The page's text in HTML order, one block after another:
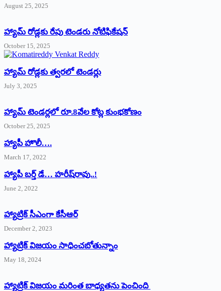
August 25, 2025
హ్యామ్‌ రోడ్లకు రేపు టెండరు నోటిఫికేషన్‌
October 15, 2025
హ్యామ్‌ రోడ్లకు త్వరలో టెండర్లు
July 3, 2025
హ్యామ్‌ ‌టెండర్లలో రూ.8వేల కోట్ల కుంభకోణం
October 25, 2025
హ్యాపీ హొలీ….
March 17, 2022
హ్యాపీ బర్త్ ‌డే… హరీష్‌రావు..!
June 2, 2022
హ్యాట్రిక్‌ ‌సీఎంగా కేసీఆర్‌
December 2, 2023
హ్యాట్రిక్‌ విజయం సాధించబోతున్నాం
May 18, 2024
హ్యాట్రిక్ విజయం మరింత బాధ్యతను పెంచింది